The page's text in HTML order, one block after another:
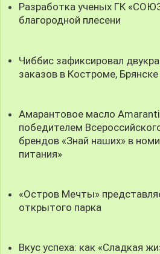
Разработка ученых ГК
благородной плесени
Чиббис зафиксировал
заказов в Костроме, Брянске
Амарантовое масло
победителем
брендов «Знай наших» в
питания»
«Остров Мечты»
открытого парка
Вкус успеха: как «Сладкая